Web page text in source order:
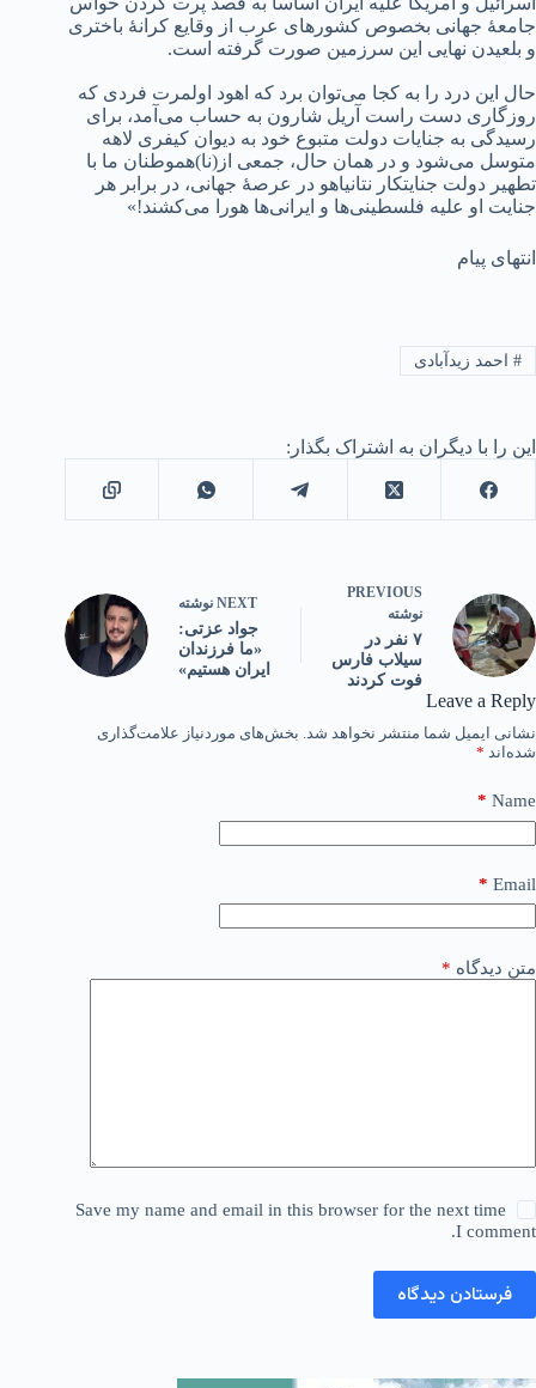
جامعهٔ جهانی بخصوص کشورهای عرب از وقایع کرانهٔ باختری
و بلعیدن نهایی این سرزمین صورت گرفته است.
حال این درد را به کجا می‌توان برد که اهود اولمرت فردی که
روزگاری دست راست آریل شارون به حساب می‌آمد، برای
رسیدگی به جنایات دولت متبوع خود به دیوان کیفری لاهه
متوسل می‌شود و در همان حال، جمعی از(نا)هموطنان ما با
تطهیر دولت جنایتکار نتانیاهو در عرصهٔ جهانی، در برابر هر
جنایت او علیه فلسطینی‌ها و ایرانی‌ها هورا می‌کشند!»
انتهای پیام
#احمد زیدآبادی
این را با دیگران به اشتراک بگذار:
PREVIOUS
نوشته
۷ نفر در
سیلاب فارس
فوت کردند
NEXT نوشته
جواد عزتی:
«ما فرزندان
ایران هستیم»
Leave a Reply
نشانی ایمیل شما منتشر نخواهد شد. بخش‌های موردنیاز علامت‌گذاری
شده‌اند *
Name
*
Email
*
متن دیدگاه *
Save my name and email in this browser for the next time
I comment.
فرستادن دیدگاه